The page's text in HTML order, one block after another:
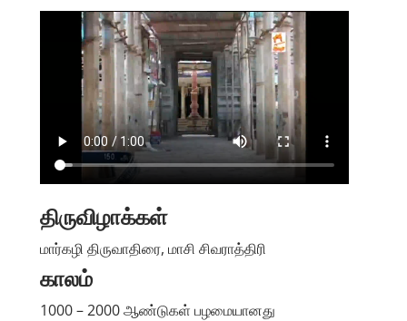
திருவிழாக்கள்
மார்கழி திருவாதிரை, மாசி சிவராத்திரி
காலம்
1000 – 2000 ஆண்டுகள் பழமையானது